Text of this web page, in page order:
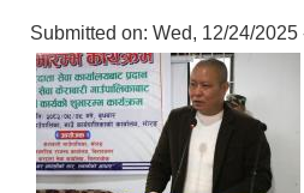
Submitted on: Wed, 12/24/2025